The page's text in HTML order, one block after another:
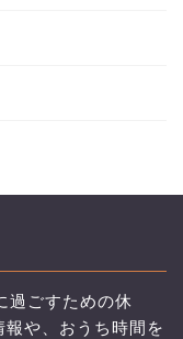
過ごすための休
や、おうち時間を